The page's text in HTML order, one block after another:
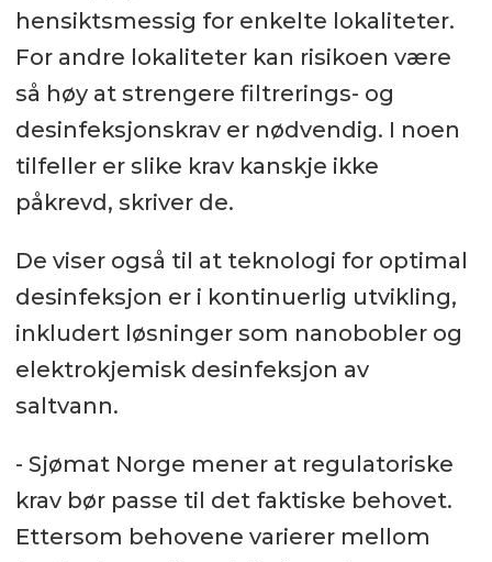
hensiktsmessig for enkelte lokaliteter.
For andre lokaliteter kan risikoen være
så høy at strengere filtrerings- og
desinfeksjonskrav er nødvendig. I noen
tilfeller er slike krav kanskje ikke
påkrevd, skriver de.
De viser også til at teknologi for optimal
desinfeksjon er i kontinuerlig utvikling,
inkludert løsninger som nanobobler og
elektrokjemisk desinfeksjon av
saltvann.
- Sjømat Norge mener at regulatoriske
krav bør passe til det faktiske behovet.
Ettersom behovene varierer mellom